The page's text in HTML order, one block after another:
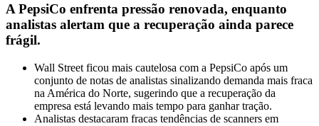
A PepsiCo enfrenta pressão renovada, enquanto
analistas alertam que a recuperação ainda parece
frágil.
Wall Street ficou mais cautelosa com a PepsiCo após um
conjunto de notas de analistas sinalizando demanda mais fraca
na América do Norte, sugerindo que a recuperação da
empresa está levando mais tempo para ganhar tração.
Analistas destacaram fracas tendências de scanners em